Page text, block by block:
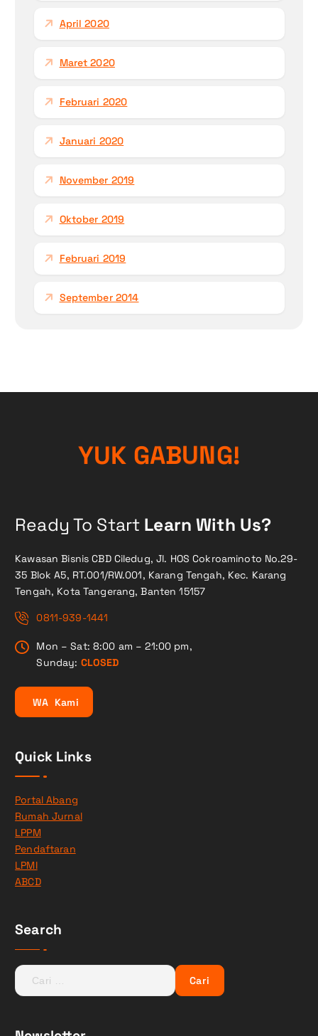
April 2020
Maret 2020
Februari 2020
Januari 2020
November 2019
Oktober 2019
Februari 2019
September 2014
YUK GABUNG!
Ready To Start Learn With Us?
Kawasan Bisnis CBD Ciledug, Jl. HOS Cokroaminoto No.29-
35 Blok A5, RT.001/RW.001, Karang Tengah, Kec. Karang
Tengah, Kota Tangerang, Banten 15157
0811-939-1441
Mon – Sat: 8:00 am – 21:00 pm,
Sunday: CLOSED
WA Kami
Quick Links
Portal Abang
Rumah Jurnal
LPPM
Pendaftaran
LPMI
ABCD
Search
C
a